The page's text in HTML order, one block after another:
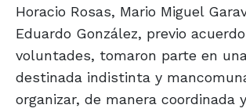
Horacio Rosas, Mario Miguel
Eduardo González, previo
voluntades, tomaron parte en
destinada indistinta y
organizar, de manera coordinada